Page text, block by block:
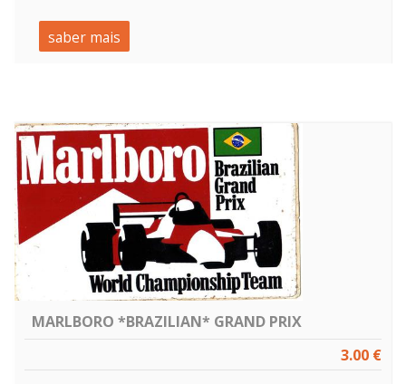
saber mais
MARLBORO *BRAZILIAN* GRAND PRIX
3.00 €